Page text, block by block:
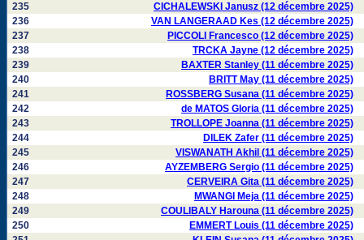
235
CICHALEWSKI Janusz (12 décembre 2025)
236
VAN LANGERAAD Kes (12 décembre 2025)
237
PICCOLI Francesco (12 décembre 2025)
238
TRCKA Jayne (12 décembre 2025)
239
BAXTER Stanley (11 décembre 2025)
240
BRITT May (11 décembre 2025)
241
ROSSBERG Susana (11 décembre 2025)
242
de MATOS Gloria (11 décembre 2025)
243
TROLLOPE Joanna (11 décembre 2025)
244
DILEK Zafer (11 décembre 2025)
245
VISWANATH Akhil (11 décembre 2025)
246
AYZEMBERG Sergio (11 décembre 2025)
247
CERVEIRA Gita (11 décembre 2025)
248
MWANGI Meja (11 décembre 2025)
249
COULIBALY Harouna (11 décembre 2025)
250
EMMERT Louis (11 décembre 2025)